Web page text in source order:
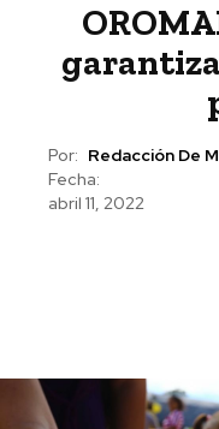
Por: Redacción De
Fecha:
abril 11, 2022